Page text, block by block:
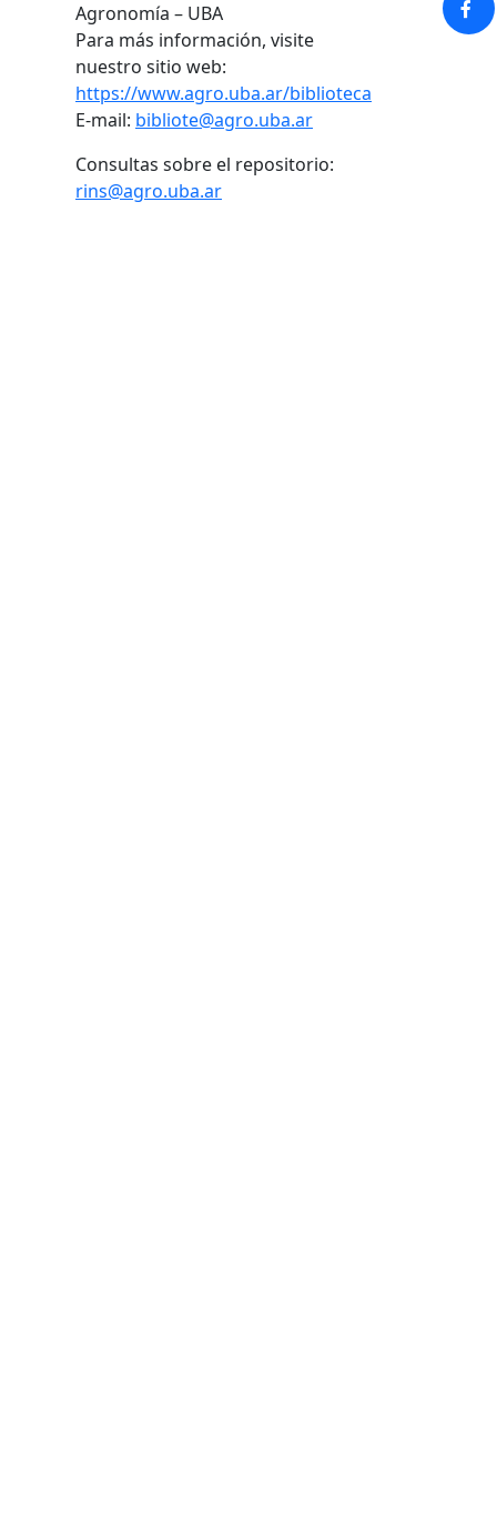
Agronomía – UBA
Para más información, visite
nuestro sitio web:
https://www.agro.uba.ar/biblioteca
E-mail: bibliote@agro.uba.ar
Consultas sobre el repositorio:
rins@agro.uba.ar